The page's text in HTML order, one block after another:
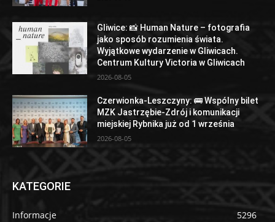
Gliwice: 📸 Human Nature – fotografia
jako sposób rozumienia świata.
Wyjątkowe wydarzenie w Gliwicach.
Centrum Kultury Victoria w Gliwicach
2026-08-05
Czerwionka-Leszczyny: 🚌 Wspólny bilet
MZK Jastrzębie-Zdrój i komunikacji
miejskiej Rybnika już od 1 września
2026-08-05
KATEGORIE
Informacje
5296